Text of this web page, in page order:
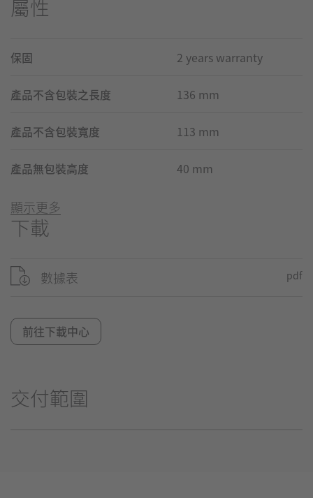
屬性
保固 2 years warranty
產品不含包裝之長度 136 mm
產品不含包裝寬度 113 mm
產品無包裝高度 40 mm
顯示更多
下載
數據表 pdf
前往下載中心
交付範圍